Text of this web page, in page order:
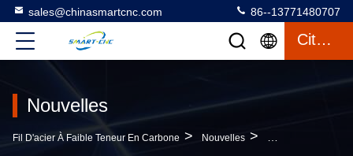
sales@chinasmartcnc.com 86--13771480707
Citation
Nouvelles
Fil D'acier À Faible Teneur En Carbone > Nouvelles > Actualités De